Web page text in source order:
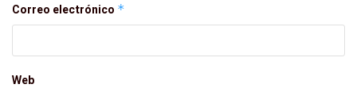
Correo electrónico *
Web